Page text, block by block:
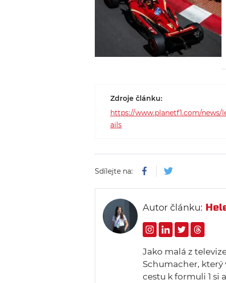
Zdroje článku:
https://www.planetf1.com/
ails
Sdílejte na:
Autor článku:
Jako malá z
Schumacher, který
cestu k formuli 1 si